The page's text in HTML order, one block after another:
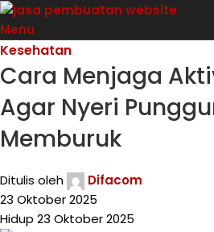
Menu
Kesehatan
Cara Menjaga
Agar Nyeri
Memburuk
Ditulis oleh
Difacom
23 Oktober 2025
Hidup 23 Oktober 2025